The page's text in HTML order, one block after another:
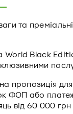
та
Black
пропозиція для
ФОП або
від 60 000